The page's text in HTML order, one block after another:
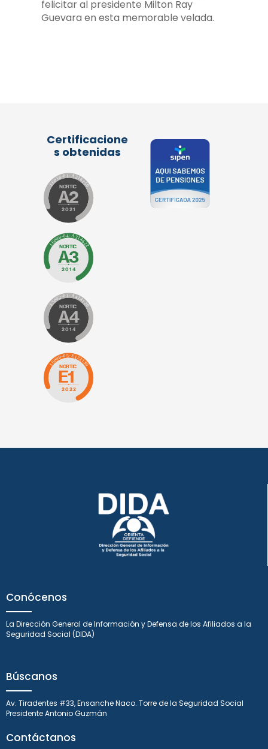
felicitar al presidente Milton Ray
Guevara en esta memorable velada.
Certificacione
s obtenidas
Conócenos
La Dirección General de Información y Defensa de los Afiliados a la
Seguridad Social (DIDA)
Búscanos
Av. Tiradentes #33, Ensanche Naco. Torre de la Seguridad Social
Presidente Antonio Guzmán
Contáctanos